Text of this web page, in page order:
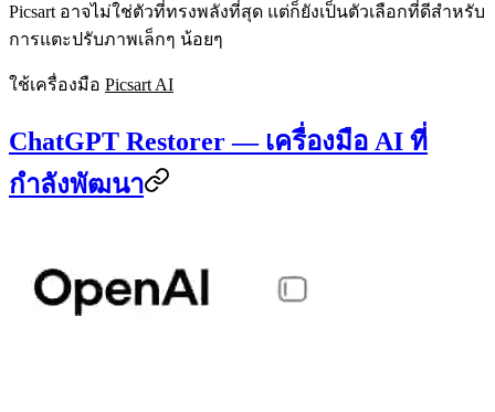
Picsart อาจไม่ใช่ตัวที่ทรงพลังที่สุด แต่ก็ยังเป็นตัวเลือกที่ดีสำหรับ
การแตะปรับภาพเล็กๆ น้อยๆ
ใช้เครื่องมือ Picsart AI
ChatGPT Restorer — เครื่องมือ AI ที่
กำลังพัฒนา